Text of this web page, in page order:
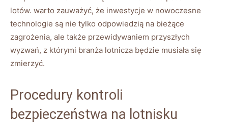
lotów. warto zauważyć, że⁢ inwestycje⁢ w nowoczesne
technologie⁣ są nie tylko‌ odpowiedzią na bieżące
zagrożenia, ​ale także przewidywaniem przyszłych
wyzwań, z którymi branża ‌lotnicza będzie musiała ‍się
zmierzyć.
Procedury kontroli
bezpieczeństwa na lotnisku